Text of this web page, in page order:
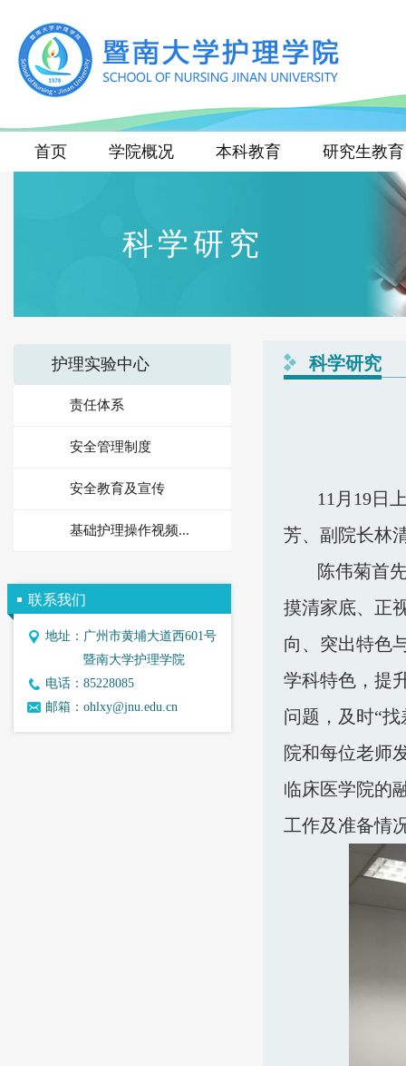
首页 学院概况 本科教育 研究生教育
科学研究
护理实验中心
责任体系
安全管理制度
安全教育及宣传
基础护理操作视频...
联系我们
地址： 广州市黄埔大道西601号
暨南大学护理学院
电话： 85228085
邮箱： ohlxy@jnu.edu.cn
科学研究
11月19日
芳、副院长林
陈伟菊首
摸清家底、正
向、突出特色
学科特色，提
问题 ，及时“
院和每位老师
临床医学院的
工作及准备情